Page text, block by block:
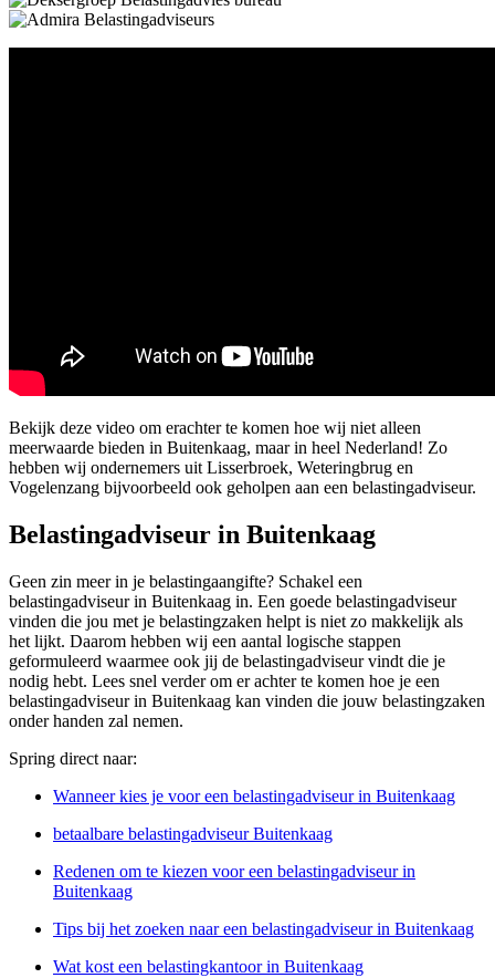
Bekijk deze video om erachter te komen hoe wij niet alleen
meerwaarde bieden in Buitenkaag, maar in heel Nederland! Zo
hebben wij ondernemers uit Lisserbroek, Weteringbrug en
Vogelenzang bijvoorbeeld ook geholpen aan een belastingadviseur.
Belastingadviseur in Buitenkaag
Geen zin meer in je belastingaangifte? Schakel een
belastingadviseur in Buitenkaag in. Een goede belastingadviseur
vinden die jou met je belastingzaken helpt is niet zo makkelijk als
het lijkt. Daarom hebben wij een aantal logische stappen
geformuleerd waarmee ook jij de belastingadviseur vindt die je
nodig hebt. Lees snel verder om er achter te komen hoe je een
belastingadviseur in Buitenkaag kan vinden die jouw belastingzaken
onder handen zal nemen.
Spring direct naar:
Wanneer kies je voor een belastingadviseur in Buitenkaag
betaalbare belastingadviseur Buitenkaag
Redenen om te kiezen voor een belastingadviseur in
Buitenkaag
Tips bij het zoeken naar een belastingadviseur in Buitenkaag
Wat kost een belastingkantoor in Buitenkaag